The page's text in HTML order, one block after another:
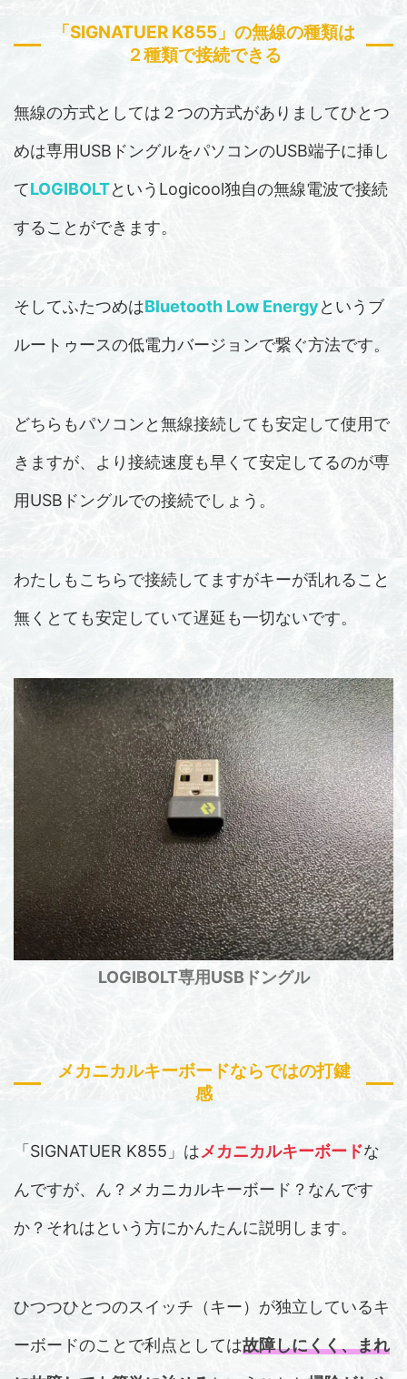
「SIGNATUER K855」の無線の種類は
２種類で接続できる
無線の方式としては２つの方式がありましてひとつ
めは専用USBドングルをパソコンのUSB端子に挿し
てLOGIBOLTというLogicool独自の無線電波で接続
することができます。
そしてふたつめはBluetooth Low Energyというブ
ルートゥースの低電力バージョンで繋ぐ方法です。
どちらもパソコンと無線接続しても安定して使用で
きますが、より接続速度も早くて安定してるのが専
用USBドングルでの接続でしょう。
わたしもこちらで接続してますがキーが乱れること
無くとても安定していて遅延も一切ないです。
LOGIBOLT専用USBドングル
メカニカルキーボードならではの打鍵
感
「SIGNATUER K855」はメカニカルキーボードな
んですが、ん？メカニカルキーボード？なんです
か？それはという方にかんたんに説明します。
ひつつひとつのスイッチ（キー）が独立しているキ
ーボードのことで利点としては故障しにくく、まれ